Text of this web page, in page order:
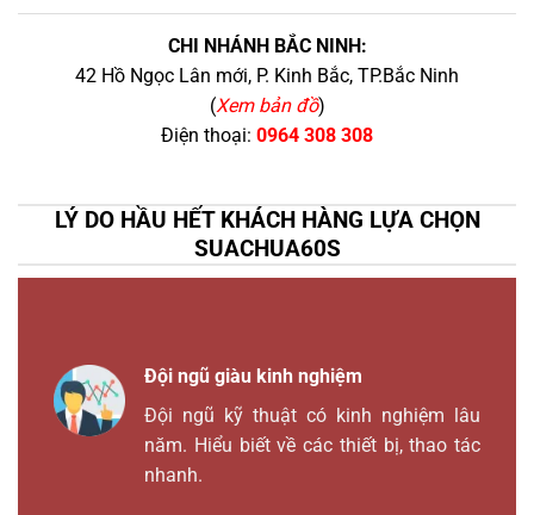
CHI NHÁNH BẮC NINH:
42 Hồ Ngọc Lân mới, P. Kinh Bắc, TP.Bắc Ninh
(Xem bản đồ)
Điện thoại: 0964 308 308
LÝ DO HẦU HẾT KHÁCH HÀNG LỰA CHỌN
SUACHUA60S
Đội ngũ giàu kinh nghiệm
Đội ngũ kỹ thuật có kinh nghiệm lâu
năm. Hiểu biết về các thiết bị, thao tác
nhanh.